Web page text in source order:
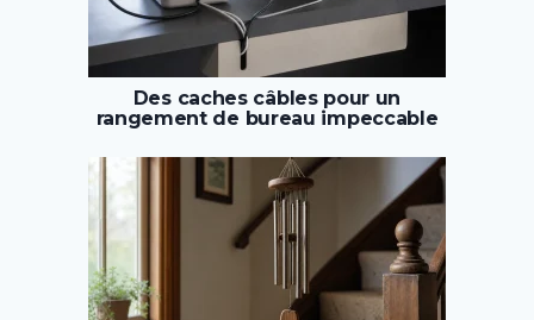
Des caches câbles pour un
rangement de bureau impeccable